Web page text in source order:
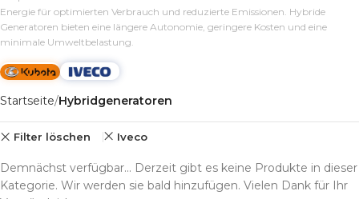
Energie für optimierten Verbrauch und reduzierte Emissionen. Hybride
Generatoren bieten eine längere Autonomie, geringere Kosten und eine
minimale Umweltbelastung.
Startseite Hybridgeneratoren
Filter löschen Iveco
Demnächst verfügbar... Derzeit gibt es keine Produkte in dieser
Kategorie. Wir werden sie bald hinzufügen. Vielen Dank für Ihr